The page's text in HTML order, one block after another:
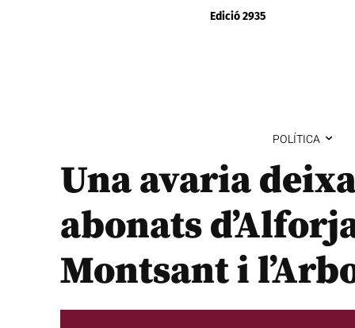
Edició 2935
POLÍTICA
Una avaria
abonats
Montsant i